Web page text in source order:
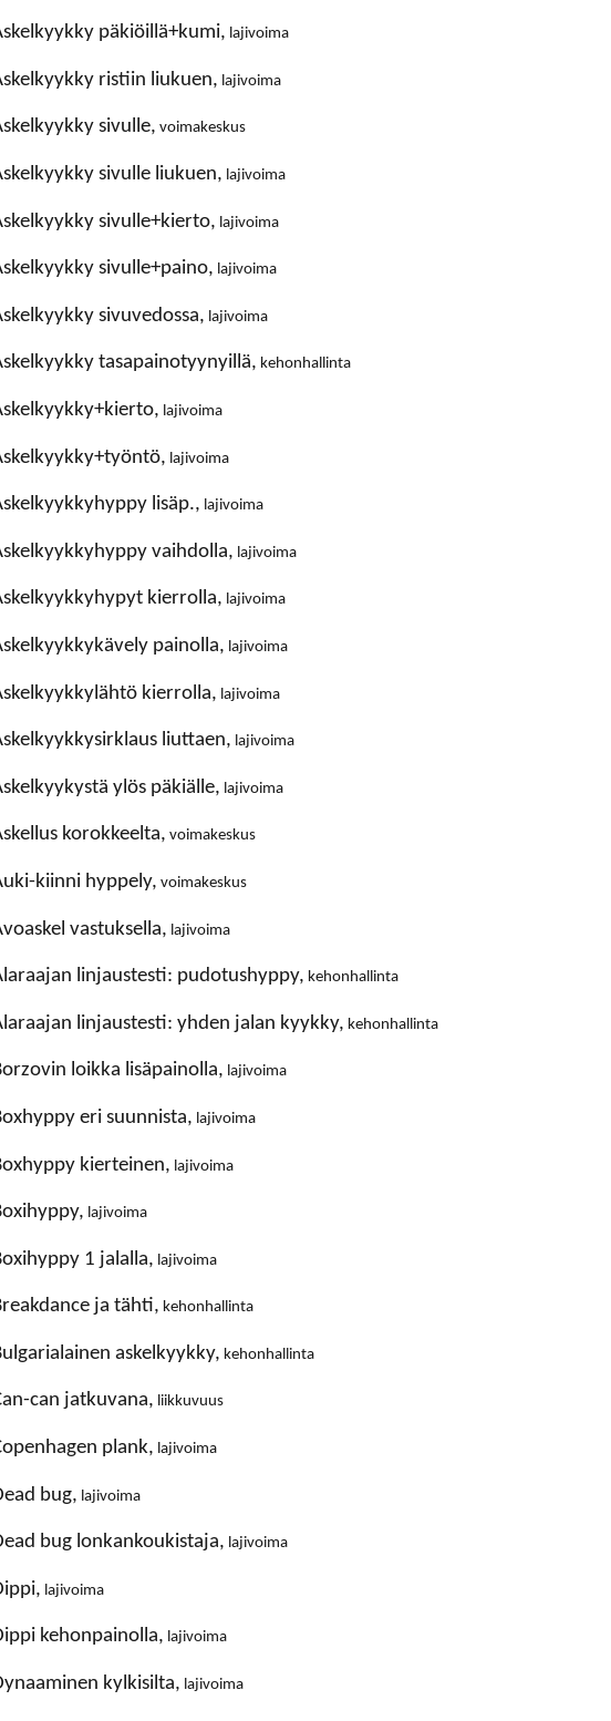
askelkyykky päkiöillä+kumi, lajivoima
askelkyykky ristiin liukuen, lajivoima
askelkyykky sivulle, voimakeskus
askelkyykky sivulle liukuen, lajivoima
askelkyykky sivulle+kierto, lajivoima
askelkyykky sivulle+paino, lajivoima
askelkyykky sivuvedossa, lajivoima
askelkyykky tasapainotyynyillä, kehonhallinta
askelkyykky+kierto, lajivoima
askelkyykky+työntö, lajivoima
askelkyykkyhyppy lisäp., lajivoima
askelkyykkyhyppy vaihdolla, lajivoima
askelkyykkyhypyt kierrolla, lajivoima
askelkyykkykävely painolla, lajivoima
askelkyykkylähtö kierrolla, lajivoima
askelkyykkysirklaus liuttaen, lajivoima
askelkyykystä ylös päkiälle, lajivoima
askellus korokkeelta, voimakeskus
auki-kiinni hyppely, voimakeskus
avoaskel vastuksella, lajivoima
alaraajan linjaustesti: pudotushyppy, kehonhallinta
alaraajan linjaustesti: yhden jalan kyykky, kehonhallinta
borzovin loikka lisäpainolla, lajivoima
boxhyppy eri suunnista, lajivoima
boxhyppy kierteinen, lajivoima
boxihyppy, lajivoima
boxihyppy 1 jalalla, lajivoima
breakdance ja tähti, kehonhallinta
bulgarialainen askelkyykky, kehonhallinta
can-can jatkuvana, liikkuvuus
copenhagen plank, lajivoima
dead bug, lajivoima
dead bug lonkankoukistaja, lajivoima
dippi, lajivoima
dippi kehonpainolla, lajivoima
dynaaminen kylkisilta, lajivoima